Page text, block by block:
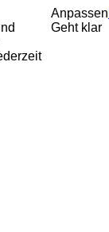
Anpassen
Geht klar